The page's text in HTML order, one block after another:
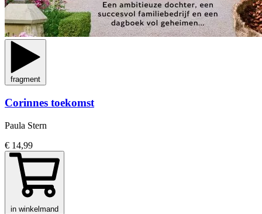
fragment
Corinnes toekomst
Paula Stern
€ 14,99
in winkelmand